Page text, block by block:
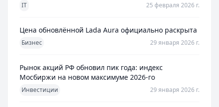
IT 25 февраля 2026 г.
Цена обновлённой Lada Aura официально раскрыта
Бизнес 29 января 2026 г.
Рынок акций РФ обновил пик года: индекс
Мосбиржи на новом максимуме 2026-го
Инвестиции 29 января 2026 г.